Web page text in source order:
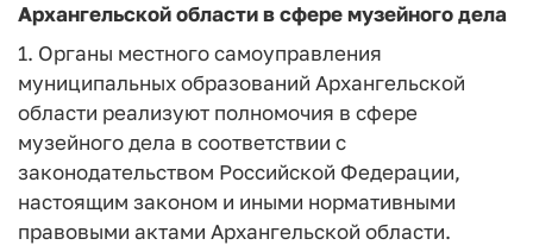
Архангельской области в сфере музейного дела
1. Органы местного самоуправления
муниципальных образований Архангельской
области реализуют полномочия в сфере
музейного дела в соответствии с
законодательством Российской Федерации,
настоящим законом и иными нормативными
правовыми актами Архангельской области.